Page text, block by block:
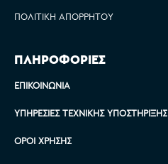
ΠΟΛΙΤΙΚΉ ΑΠΟΡΡΉΤΟΥ
ΠΛΗΡΟΦΟΡΙΕΣ
ΕΠΙΚΟΙΝΩΝΊΑ
ΥΠΗΡΕΣΊΕΣ ΤΕΧΝΙΚΉΣ ΥΠΟΣΤΉΡΙΞΗΣ
ΌΡΟΙ ΧΡΉΣΗΣ